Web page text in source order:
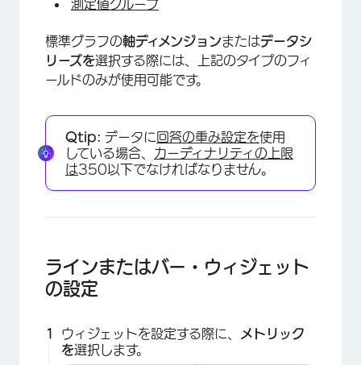
測定値グループ
標準グラフの軸ディメンジョンまたはデータシ
リーズを選択する際には、上記のタイプのフィ
ールドのみが使用可能です。
Qtip: データに回答の重み設定を使用
している場合、 カーディナリティの上限
は350以下でなければなりません。
ラインまたはバー・ウィジェット
の設定
ウィジェットを設定する際に、
メトリック
を選択します。